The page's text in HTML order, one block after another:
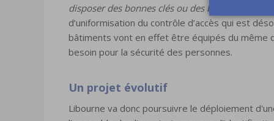
disposer des bonnes clés ou des bons codes
d’uniformisation du contrôle d’accès qui est
bâtiments vont en effet être équipés du même
besoin pour la sécurité des personnes.
Un projet évolutif
Libourne va donc poursuivre le déploiement